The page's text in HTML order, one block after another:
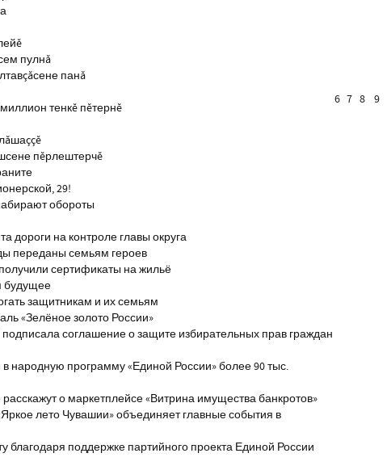
пулнă
панă
тенкĕ пĕтернĕ
пĕрлештерчĕ
29!
обороты
дороги на контроле главы округа
переданы семьям героев
сертификаты на жильё
будущее
защитникам и их семьям
«Зелёное золото России»
соглашение о защите избирательных прав граждан
народную программу «Единой России» более 90 тыс.
о маркетплейсе «Витрина имущества банкротов»
лето Чувашии» объединяет главные события в
благодаря поддержке партийного проекта Единой России
6 7 8 9